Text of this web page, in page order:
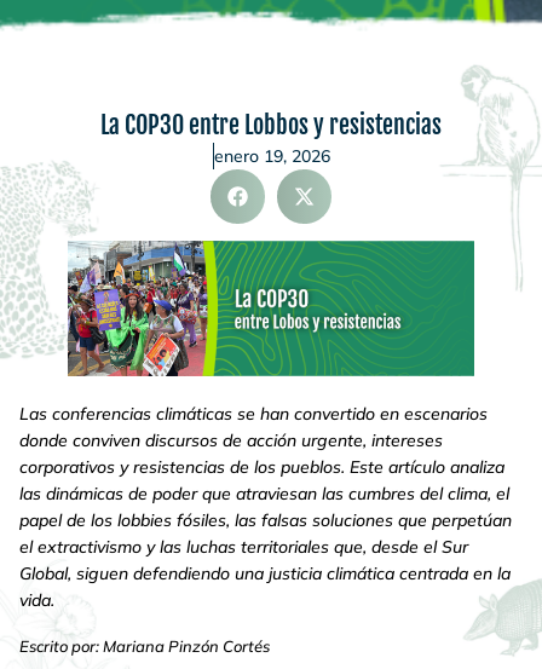
La COP30 entre Lobbos y resistencias
enero 19, 2026
Las conferencias climáticas se han convertido en escenarios
donde conviven discursos de acción urgente, intereses
corporativos y resistencias de los pueblos. Este artículo analiza
las dinámicas de poder que atraviesan las cumbres del clima, el
papel de los lobbies fósiles, las falsas soluciones que perpetúan
el extractivismo y las luchas territoriales que, desde el Sur
Global, siguen defendiendo una justicia climática centrada en la
vida.
Escrito por: Mariana Pinzón Cortés